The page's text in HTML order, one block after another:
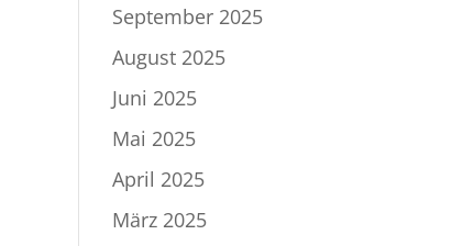
September 2025
August 2025
Juni 2025
Mai 2025
April 2025
März 2025